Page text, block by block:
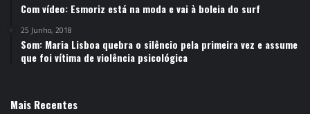
Com vídeo: Esmoriz está na moda e vai à boleia do surf
25 Junho, 2018
Som: Maria Lisboa quebra o silêncio pela primeira vez e assume
que foi vítima de violência psicológica
Mais Recentes